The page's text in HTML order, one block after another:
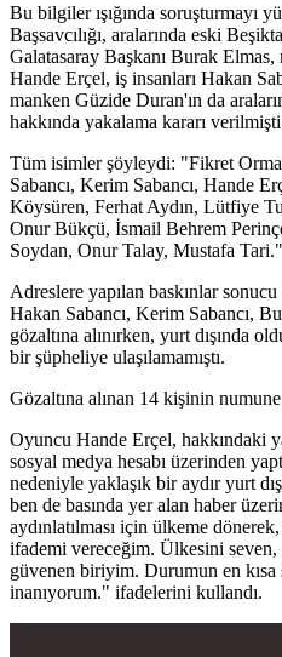
Bu bilgiler ışığında soruşturmayı
Başsavcılığı, aralarında eski
Galatasaray Başkanı Burak
Hande Erçel, iş insanları Hakan
manken Güzide Duran'ın da
hakkında yakalama kararı
Tüm isimler şöyleydi: "Fikret
Sabancı, Kerim Sabancı, Hande
Köysüren, Ferhat Aydın, Lütfiye
Onur Bükçü, İsmail Behrem
Soydan, Onur Talay, Mustafa Tari."
Adreslere yapılan baskınlar
Hakan Sabancı, Kerim Sabancı,
gözaltına alınırken, yurt dışında
bir şüpheliye ulaşılamamıştı.
Gözaltına alınan 14 kişinin
Oyuncu Hande Erçel, hakkındaki
sosyal medya hesabı üzerinden
nedeniyle yaklaşık bir aydır yurt
ben de basında yer alan haber
aydınlatılması için ülkeme
ifademi vereceğim. Ülkesini
güvenen biriyim. Durumun en kısa
inanıyorum." ifadelerini kullandı.